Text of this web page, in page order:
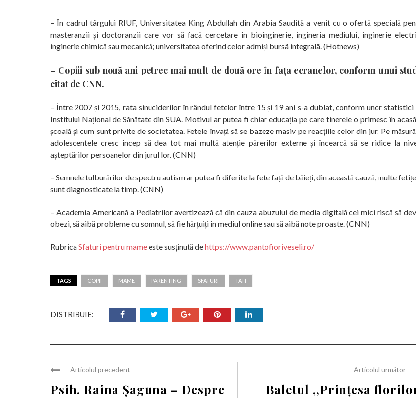
– În cadrul târgului RIUF, Universitatea King Abdullah din Arabia Sauditã a venit cu o ofertă specială
masteranzii și doctoranzii care vor să facă cercetare în bioinginerie, ingineria mediului, inginerie
inginerie chimică sau mecanică; universitatea oferind celor admiși bursã integralã. (Hotnews)
– Copiii sub nouă ani petrec mai mult de două ore în fața ecranelor, conform unui
citat de CNN.
– Între 2007 și 2015, rata sinuciderilor în rândul fetelor între 15 și 19 ani s-a dublat, conform unor statistici
Institului Național de Sănătate din SUA. Motivul ar putea fi chiar educația pe care tinerele o primesc în
școală și cum sunt privite de societatea. Fetele învață să se bazeze masiv pe reacțiile celor din jur. Pe
adolescentele cresc încep să dea tot mai multă atenție părerilor externe și încearcă să se ridice la
așteptărilor persoanelor din jurul lor. (CNN)
– Semnele tulburărilor de spectru autism ar putea fi diferite la fete față de băieți, din această cauză, multe
sunt diagnosticate la timp. (CNN)
– Academia Americană a Pediatrilor avertizează că din cauza abuzului de media digitală cei mici riscă să
obezi, să aibă probleme cu somnul, să fie hărțuiți în mediul online sau să aibă note proaste. (CNN)
RubricaSfaturi pentru mameeste susținută dehttps://www.pantofioriveseli.ro/
TAGS COPII MAME PARENTING SFATURI TATI
DISTRIBUIE:
Articolul precedent
Psih. Raina Șaguna – Despre
Articolul următor
Baletul ,,Prințesa